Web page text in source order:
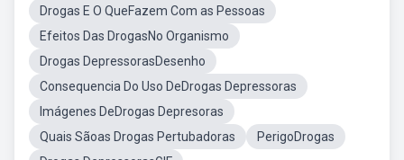
Drogas E O QueFazem Com as Pessoas
Efeitos Das DrogasNo Organismo
Drogas DepressorasDesenho
Consequencia Do Uso DeDrogas Depressoras
Imágenes DeDrogas Depresoras
Quais Sãoas Drogas Pertubadoras
PerigoDrogas